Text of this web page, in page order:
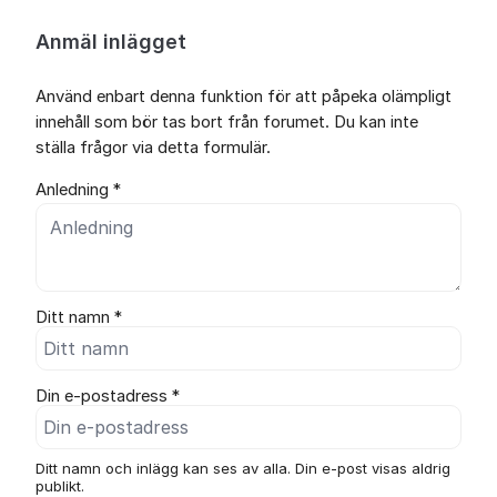
Anmäl inlägget
Använd enbart denna funktion för att påpeka olämpligt
innehåll som bör tas bort från forumet. Du kan inte
ställa frågor via detta formulär.
Anledning *
Ditt namn *
Din e-postadress *
Ditt namn och inlägg kan ses av alla. Din e-post visas aldrig
publikt.